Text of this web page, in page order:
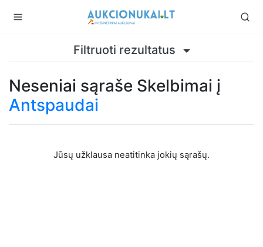
Filtruoti rezultatus
Neseniai sąraše Skelbimai į
Antspaudai
Jūsų užklausa neatitinka jokių sąrašų.